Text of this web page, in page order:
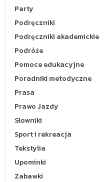
Party
Podręczniki
Podręczniki akademickie
Podróże
Pomoce edukacyjne
Poradniki metodyczne
Prasa
Prawo Jazdy
Słowniki
Sport i rekreacja
Tekstylia
Upominki
Zabawki